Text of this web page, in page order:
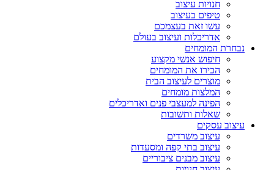
חנויות עיצוב
טיפים בעיצוב
עשו זאת בעצמכם
אדריכלות ועיצוב בעולם
נבחרת המומחים
חיפוש אנשי מקצוע
הכירו את המומחים
מוצרים לעיצוב הבית
המלצות מומחים
הפינה למעצבי פנים ואדריכלים
שאלות ותשובות
עיצוב עסקים
עיצוב משרדים
עיצוב בתי קפה ומסעדות
עיצוב מבנים ציבוריים